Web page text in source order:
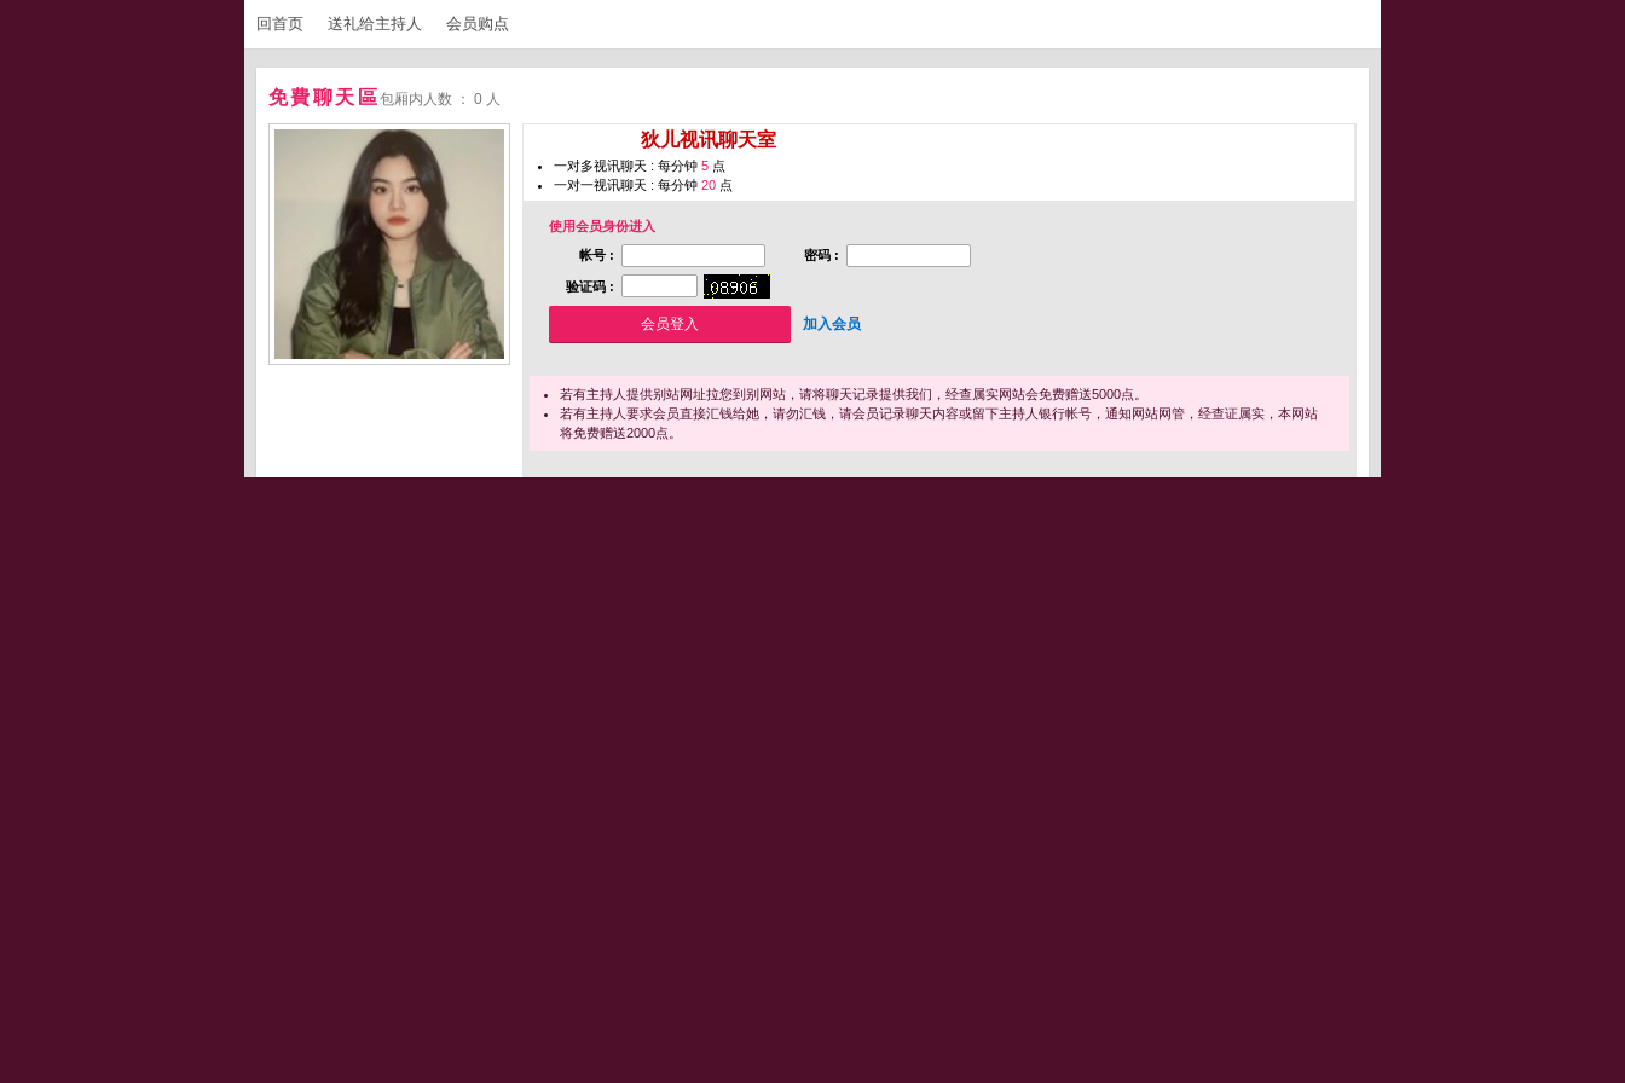
回首页 送礼给主持人 会员购点
免費聊天區包厢内人数 ： 0 人
狄儿视讯聊天室
一对多视讯聊天 : 每分钟 5 点
一对一视讯聊天 : 每分钟 20 点
使用会员身份进入
帐号 :
密码 :
验证码 :
加入会员
若有主持人提供别站网址拉您到别网站，请将聊天记录提供我们，经查属实网站会免费赠送5000点。
若有主持人要求会员直接汇钱给她，请勿汇钱，请会员记录聊天内容或留下主持人银行帐号，通知网站网管，经查证属实，本网站
将免费赠送2000点。